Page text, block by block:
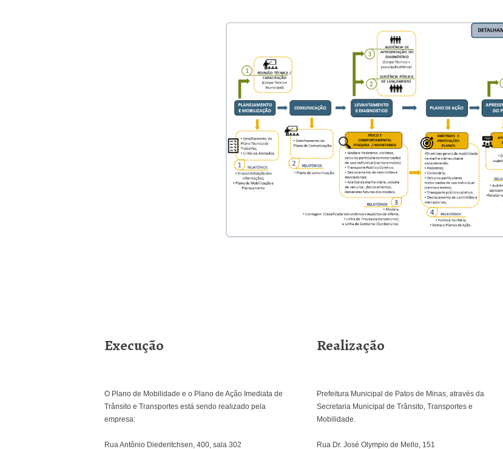
Execução
O Plano de Mobilidade e o Plano de Ação Imediata de
Trânsito e Transportes está sendo realizado pela
empresa:
Rua Antônio Diederitchsen, 400, sala 302
Realização
Prefeitura Municipal de Patos de Minas, através da
Secretaria Municipal de Trânsito, Transportes e
Mobilidade.
Rua Dr. José Olympio de Mello, 151